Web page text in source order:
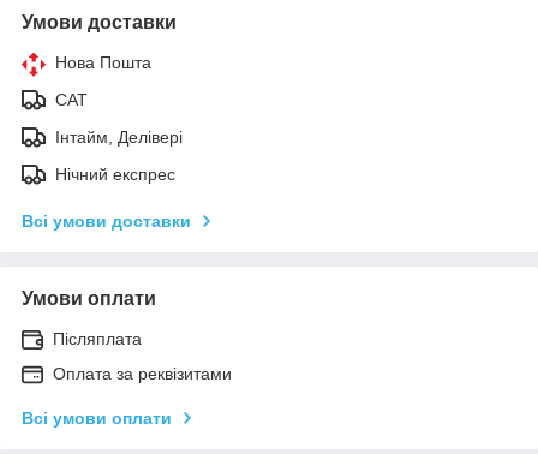
Умови доставки
Нова Пошта
САТ
Інтайм, Делівері
Нічний експрес
Всі умови доставки
Умови оплати
Післяплата
Оплата за реквізитами
Всі умови оплати